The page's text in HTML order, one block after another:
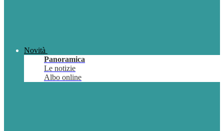
Novità
Panoramica
Le notizie
Albo online